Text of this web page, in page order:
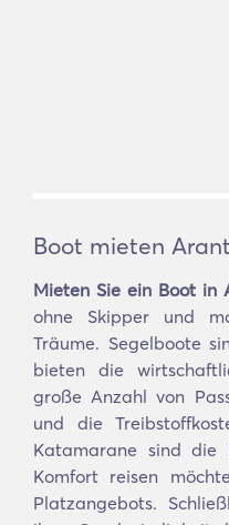
Boot mieten
Mieten Sie ein Boot in
ohne Skipper und
Träume. Segelboote
bieten die
große Anzahl von
und die
Katamarane sind
Komfort reisen
Platzangebots.